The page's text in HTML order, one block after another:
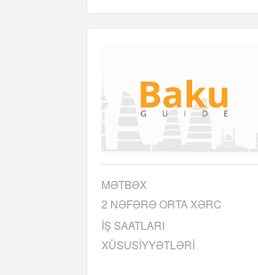
MƏTBƏX
2 NƏFƏRƏ ORTA XƏRC
İŞ SAATLARI
XÜSUSIYYƏTLƏRI